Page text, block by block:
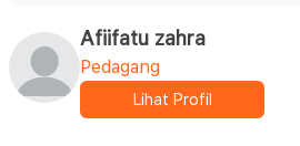
Afiifatu zahra
Pedagang
Lihat Profil